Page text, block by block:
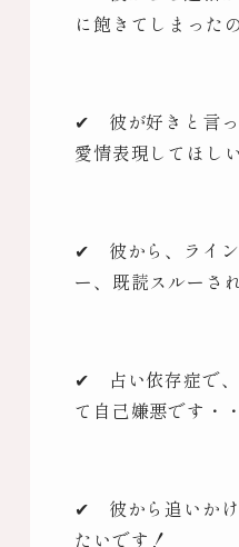
に飽きてしまった
✔ 彼が好きと言っ
愛情表現してほしい
✔ 彼から、ライン
ー、既読スルーさ
✔ 占い依存症で、
て自己嫌悪です・
✔ 彼から追いかけ
たいです！